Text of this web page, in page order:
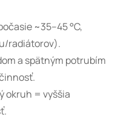
~35–45 °C,
radiátorov).
a spätným potrubím
okruh = vyššia